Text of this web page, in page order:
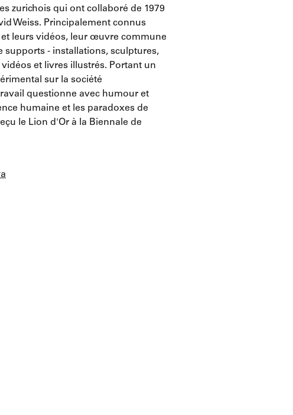
zurichois qui ont collaboré de 1979
Weiss. Principalement connus
leurs vidéos, leur œuvre commune
supports - installations, sculptures,
et livres illustrés. Portant un
sur la société
questionne avec humour et
humaine et les paradoxes de
le Lion d'Or à la Biennale de